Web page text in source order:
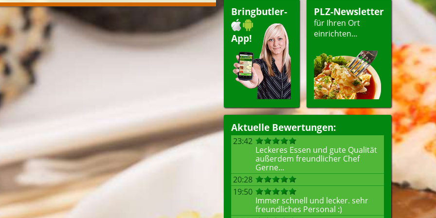
Bringbutler-
App!
PLZ-Newsletter
für Ihren Ort
einrichten...
Aktuelle Bewertungen:
23:42
Leckeres Essen und gute Qualität
außerdem freundlicher Chef
Gerne...
20:28
19:50
Immer schnell und lecker. sehr
freundliches Personal :)